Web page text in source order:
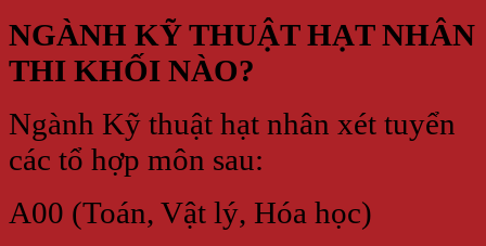
NGÀNH KỸ THUẬT HẠT NHÂN
THI KHỐI NÀO?
Ngành Kỹ thuật hạt nhân xét tuyển
các tổ hợp môn sau:
A00 (Toán, Vật lý, Hóa học)